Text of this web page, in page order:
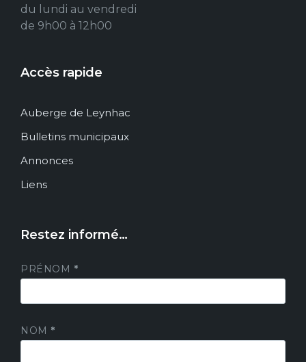
du lundi au vendredi
de 9h00 à 12h00
Accès rapide
Auberge de Leynhac
Bulletins municipaux
Annonces
Liens
Restez informé…
PRÉNOM *
NOM *